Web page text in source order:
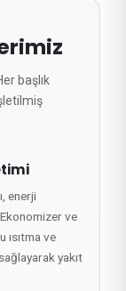
başlık
enerji
ve
ısıtma ve
yakıt